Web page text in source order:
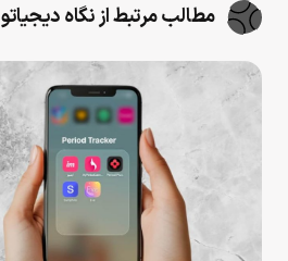
مطالب مرتبط از نگاه دیجیاتو